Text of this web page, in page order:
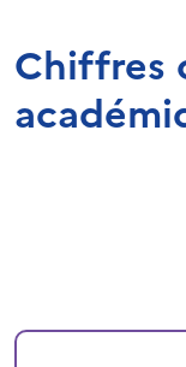
Chiffres